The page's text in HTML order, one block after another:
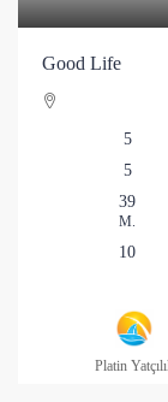
Good Life
5
5
39
M.
10
Platin